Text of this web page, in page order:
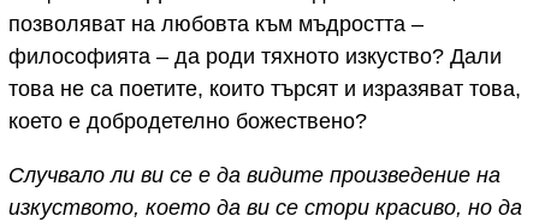
позволяват на любовта към мъдростта –
философията – да роди тяхното изкуство? Дали
това не са поетите, които търсят и изразяват това,
което е добродетелно божествено?
Случвало ли ви се е да видите произведение на
изкуството, което да ви се стори красиво, но да